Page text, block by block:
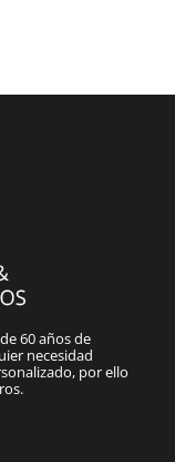
60 años de
necesidad
por ello